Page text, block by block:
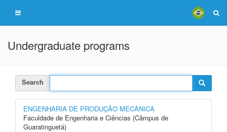
Undergraduate programs
Search
ENGENHARIA DE PRODUÇÃO MECÂNICA
Faculdade de Engenharia e Ciências (Câmpus de
Guaratinguetá)